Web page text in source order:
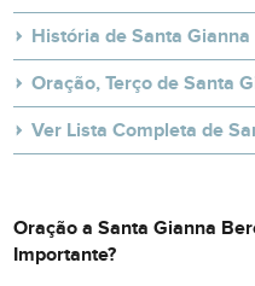
História de Santa
Oração, Terço de Santa
Ver Lista Completa de
Oração a Santa Gianna
Importante?